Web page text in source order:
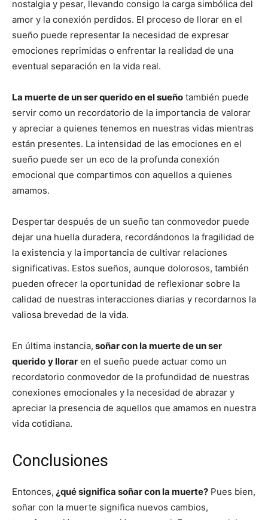
nostalgia y pesar, llevando consigo la carga simbólica del
amor y la conexión perdidos. El proceso de llorar en el
sueño puede representar la necesidad de expresar
emociones reprimidas o enfrentar la realidad de una
eventual separación en la vida real.
La muerte de un ser querido en el sueño también puede
servir como un recordatorio de la importancia de valorar
y apreciar a quienes tenemos en nuestras vidas mientras
están presentes. La intensidad de las emociones en el
sueño puede ser un eco de la profunda conexión
emocional que compartimos con aquellos a quienes
amamos.
Despertar después de un sueño tan conmovedor puede
dejar una huella duradera, recordándonos la fragilidad de
la existencia y la importancia de cultivar relaciones
significativas. Estos sueños, aunque dolorosos, también
pueden ofrecer la oportunidad de reflexionar sobre la
calidad de nuestras interacciones diarias y recordarnos la
valiosa brevedad de la vida.
En última instancia, soñar con la muerte de un ser
querido y llorar en el sueño puede actuar como un
recordatorio conmovedor de la profundidad de nuestras
conexiones emocionales y la necesidad de abrazar y
apreciar la presencia de aquellos que amamos en nuestra
vida cotidiana.
Conclusiones
Entonces, ¿qué significa soñar con la muerte? Pues bien,
soñar con la muerte significa nuevos cambios,